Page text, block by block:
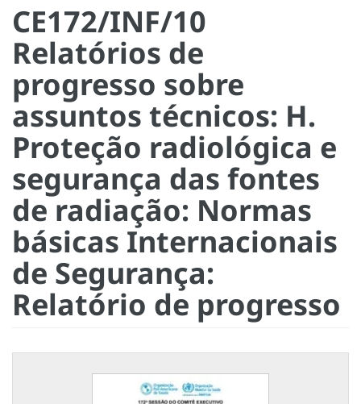
CE172/INF/10
Relatórios de
progresso sobre
assuntos técnicos: H.
Proteção radiológica e
segurança das fontes
de radiação: Normas
básicas Internacionais
de Segurança:
Relatório de progresso